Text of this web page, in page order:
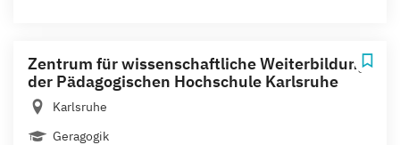
Zentrum für wissenschaftliche Weiterbildung
der Pädagogischen Hochschule Karlsruhe
Karlsruhe
Geragogik